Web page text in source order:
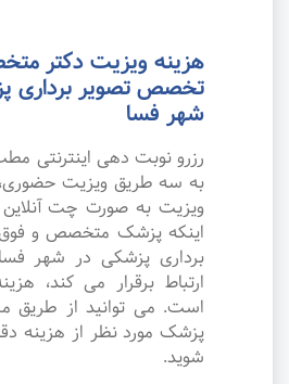
هزینه ویزیت دکتر
تخصص تصویر برداری
شهر فسا
رزرو نوبت دهی اینترنتی
به سه طریق ویزیت
ویزیت به صورت چت
اینکه پزشک متخصص و
برداری پزشکی در شهر
ارتباط برقرار می کند،
است. می توانید از طریق
پزشک مورد نظر از هزینه
شوید.